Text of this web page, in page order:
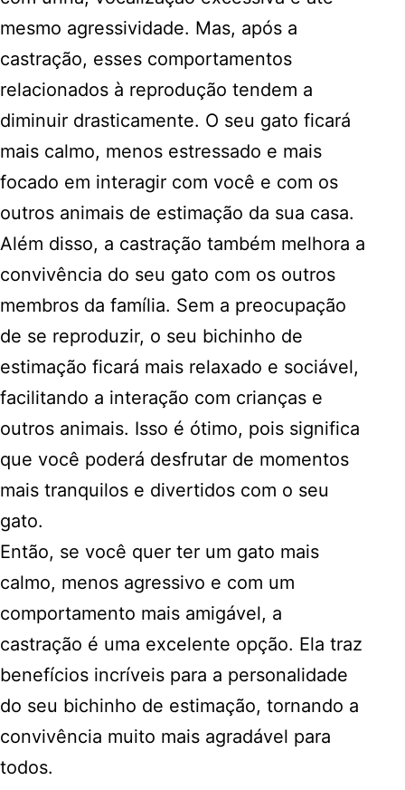
mesmo agressividade. Mas, após a
castração, esses comportamentos
relacionados à reprodução tendem a
diminuir drasticamente. O seu gato ficará
mais calmo, menos estressado e mais
focado em interagir com você e com os
outros animais de estimação da sua casa.
Além disso, a castração também melhora a
convivência do seu gato com os outros
membros da família. Sem a preocupação
de se reproduzir, o seu bichinho de
estimação ficará mais relaxado e sociável,
facilitando a interação com crianças e
outros animais. Isso é ótimo, pois significa
que você poderá desfrutar de momentos
mais tranquilos e divertidos com o seu
gato.
Então, se você quer ter um gato mais
calmo, menos agressivo e com um
comportamento mais amigável, a
castração é uma excelente opção. Ela traz
benefícios incríveis para a personalidade
do seu bichinho de estimação, tornando a
convivência muito mais agradável para
todos.